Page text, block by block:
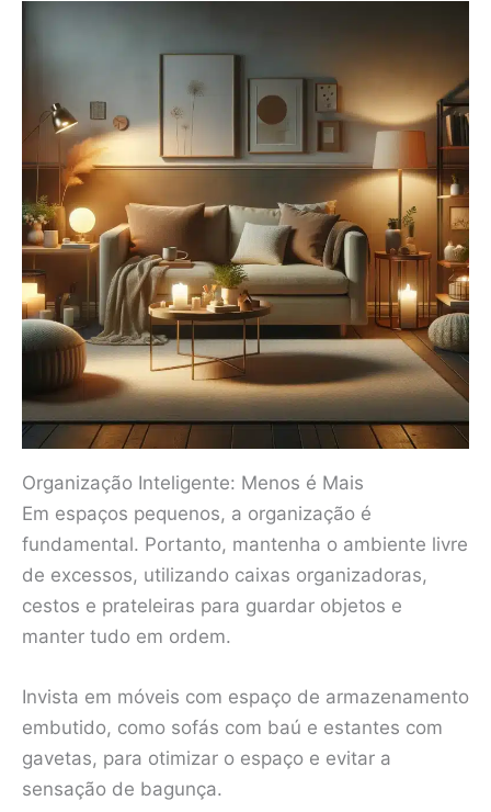
Organização Inteligente: Menos é Mais
Em espaços pequenos, a organização é
fundamental. Portanto, mantenha o ambiente livre
de excessos, utilizando caixas organizadoras,
cestos e prateleiras para guardar objetos e
manter tudo em ordem.
Invista em móveis com espaço de armazenamento
embutido, como sofás com baú e estantes com
gavetas, para otimizar o espaço e evitar a
sensação de bagunça.